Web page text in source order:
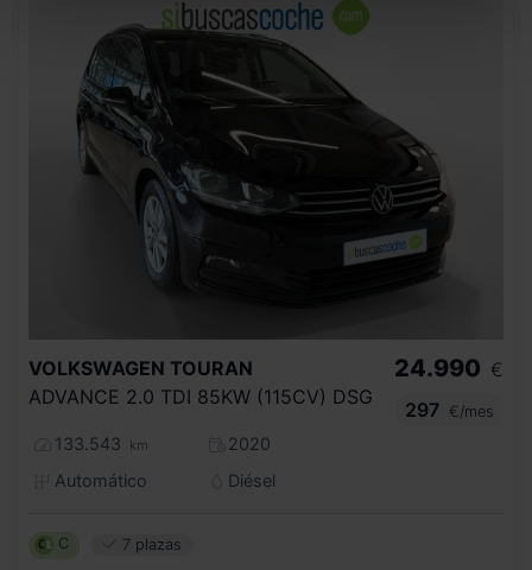
VOLKSWAGEN TOURAN
ADVANCE 2.0 TDI 85KW (115CV) DSG
133.543 km
2020
Automático
Diésel
24.990 €
297
€/mes
C 7 plazas